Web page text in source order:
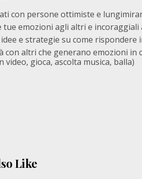
con persone ottimiste e
tue emozioni agli altri e
e strategie su come
con altri che generano emozioni in
video, gioca, ascolta musica, balla)
Like